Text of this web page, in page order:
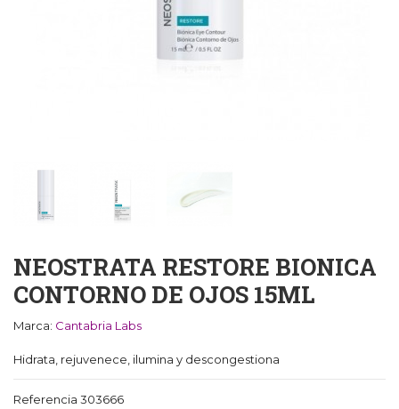
NEOSTRATA RESTORE BIONICA
CONTORNO DE OJOS 15ML
Marca: Cantabria Labs
Hidrata, rejuvenece, ilumina y descongestiona
Referencia 303666